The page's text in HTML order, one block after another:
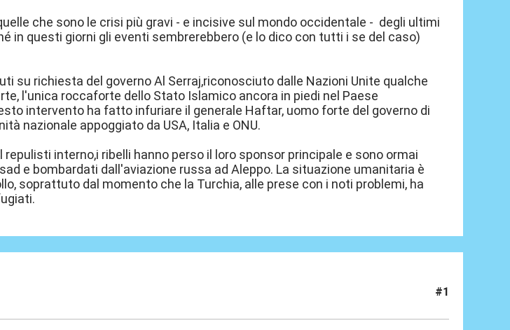
che sono le crisi più gravi - e incisive sul mondo occidentale - degli ultimi
in questi giorni gli eventi sembrerebbero (e lo dico con tutti i se del caso)
su richiesta del governo Al Serraj,riconosciuto dalle Nazioni Unite qualche
l'unica roccaforte dello Stato Islamico ancora in piedi nel Paese
intervento ha fatto infuriare il generale Haftar, uomo forte del governo di
nazionale appoggiato da USA, Italia e ONU.
repulisti interno,i ribelli hanno perso il loro sponsor principale e sono ormai
e bombardati dall'aviazione russa ad Aleppo. La situazione umanitaria è
soprattuto dal momento che la Turchia, alle prese con i noti problemi, ha
#1